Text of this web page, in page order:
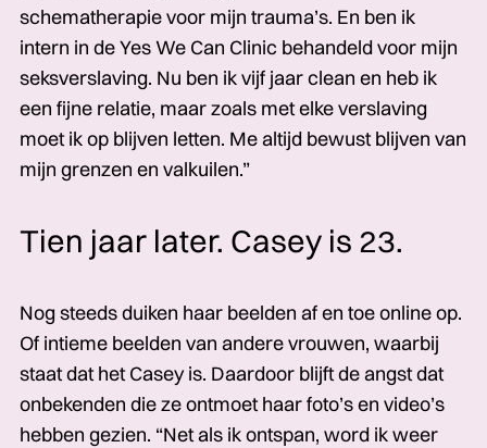
schematherapie­­­ voor mijn trauma’s. En ben ik
intern in de Yes We Can Clinic behandeld voor mijn
seksverslaving.­­­ Nu ben ik vijf jaar clean en heb ik
een fijne relatie, maar zoals met elke verslaving
moet ik op blijven letten. Me altijd bewust blijven van
mijn grenzen en valkuilen.”
Tien jaar later. Casey is 23.
Nog steeds duiken haar beelden af en toe online op.
Of intieme beelden van andere vrouwen, waarbij
staat dat het Casey is. Daardoor blijft de angst dat
onbekenden die ze ontmoet haar foto’s en video’s
hebben gezien. “Net als ik ontspan, word ik weer